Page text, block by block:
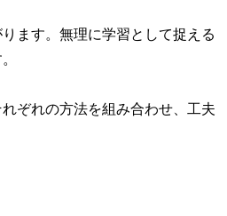
ます。無理に学習として捉える
ぞれの方法を組み合わせ、工夫